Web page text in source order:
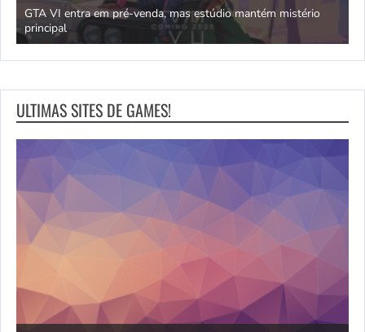
GTA VI entra em pré-venda, mas estúdio mantém mistério
principal
ULTIMAS SITES DE GAMES!